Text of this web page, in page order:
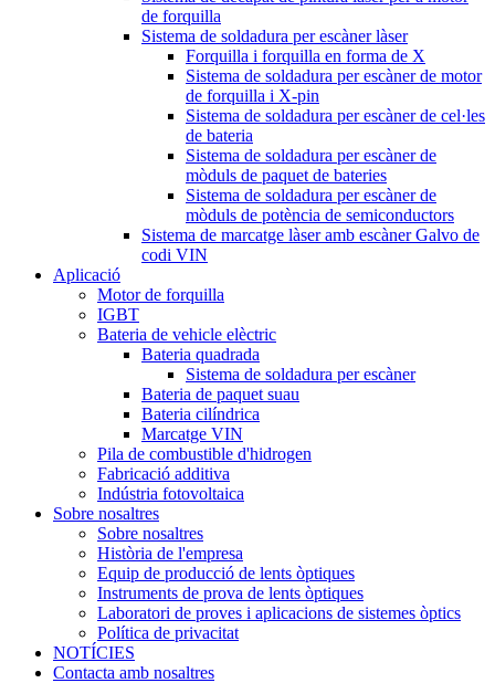
de forquilla
Sistema de soldadura per escàner làser
Forquilla i forquilla en forma de X
Sistema de soldadura per escàner de motor
de forquilla i X-pin
Sistema de soldadura per escàner de cel·les
de bateria
Sistema de soldadura per escàner de
mòduls de paquet de bateries
Sistema de soldadura per escàner de
mòduls de potència de semiconductors
Sistema de marcatge làser amb escàner Galvo de
codi VIN
Aplicació
Motor de forquilla
IGBT
Bateria de vehicle elèctric
Bateria quadrada
Sistema de soldadura per escàner
Bateria de paquet suau
Bateria cilíndrica
Marcatge VIN
Pila de combustible d'hidrogen
Fabricació additiva
Indústria fotovoltaica
Sobre nosaltres
Sobre nosaltres
Història de l'empresa
Equip de producció de lents òptiques
Instruments de prova de lents òptiques
Laboratori de proves i aplicacions de sistemes òptics
Política de privacitat
NOTÍCIES
Contacta amb nosaltres